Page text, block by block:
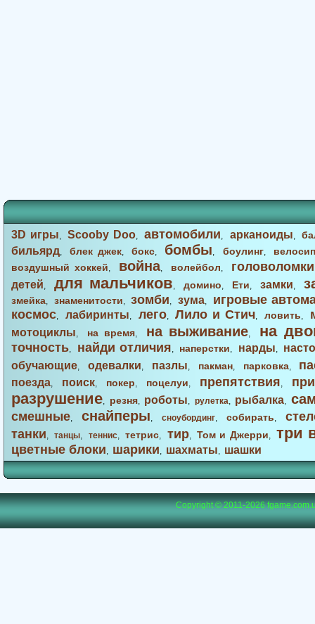
3D игры,Scooby Doo,автомобили, арканоиды,
бильярд,блек джек,бокс, бомбы, боулинг,
воздушный хоккей, война, волейбол, головоломки
детей, для мальчиков, домино, Ети, замки,
змейка, знаменитости,зомби, зума,
игровые
космос, лабиринты, лего,Лило и Стич,ловить,
мотоциклы, на время, на выживание, на
точность, найди отличия, наперстки, нарды,
обучающие, одевалки, пазлы, пакман, парковка,
поезда, поиск, покер, поцелуи, препятствия,
разрушение, резня, роботы, рулетка, рыбалка,
смешные, снайперы, сноубординг, собирать,
танки,танцы, теннис,тетрис, тир,Том и Джерри, три
цветные блоки, шарики, шахматы, шашки
Copyright © 2011-2026